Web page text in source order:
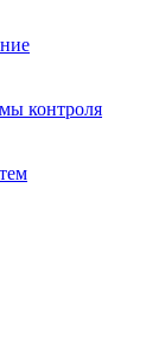
контроля